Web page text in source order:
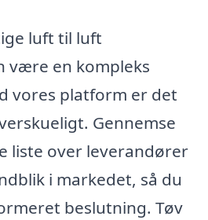
luft til luft
være en kompleks
vores platform er det
Gennemse
liste over leverandører
i markedet, så du
beslutning. Tøv